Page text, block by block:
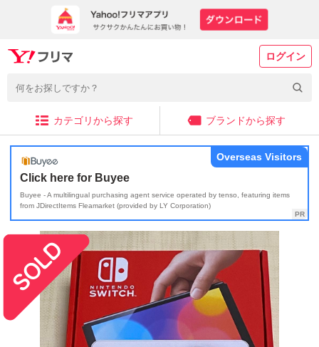
ログイン
カテゴリから探す ブランドから探す
Click here for Buyee
Buyee - A multilingual purchasing agent service operated by tenso, featuring items
from JDirectItems Fleamarket (provided by LY Corporation)
Overseas Visitors